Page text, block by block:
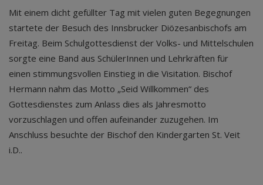
Mit einem dicht gefüllter Tag mit vielen guten Begegnungen
startete der Besuch des Innsbrucker Diözesanbischofs am
Freitag. Beim Schulgottesdienst der Volks- und Mittelschulen
sorgte eine Band aus SchülerInnen und Lehrkräften für
einen stimmungsvollen Einstieg in die Visitation. Bischof
Hermann nahm das Motto „Seid Willkommen“ des
Gottesdienstes zum Anlass dies als Jahresmotto
vorzuschlagen und offen aufeinander zuzugehen. Im
Anschluss besuchte der Bischof den Kindergarten St. Veit
i.D..